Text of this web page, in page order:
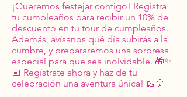
¡Queremos festejar contigo! Registra
tu cumpleaños para recibir un 10% de
descuento en tu tour de cumpleaños.
Además, avísanos qué día subirás a la
cumbre, y prepararemos una sorpresa
especial para que sea inolvidable. 🎁✨
📅 Regístrate ahora y haz de tu
celebración una aventura única! 🥾🎈